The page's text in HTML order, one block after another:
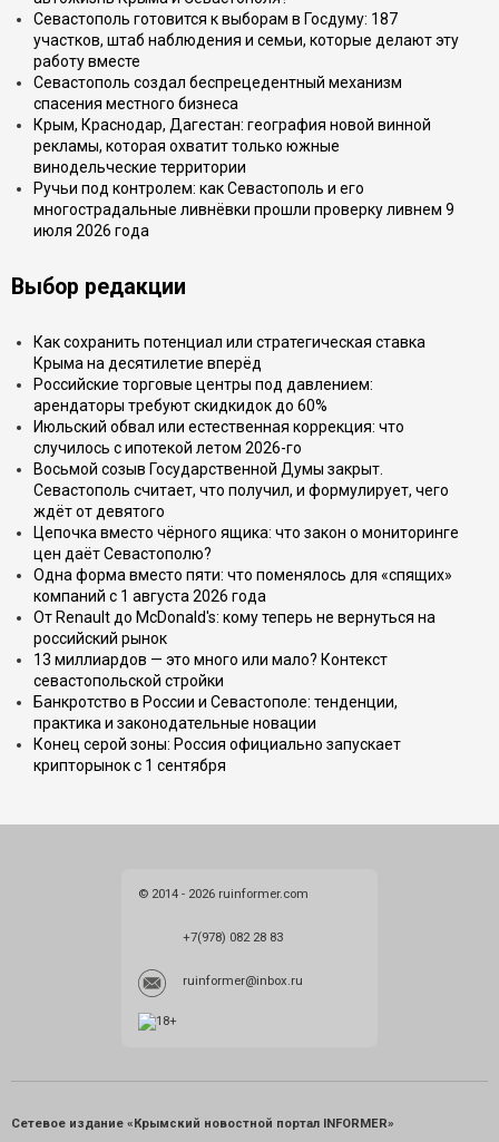
Севастополь готовится к выборам в Госдуму: 187
участков, штаб наблюдения и семьи, которые делают эту
работу вместе
Севастополь создал беспрецедентный механизм
спасения местного бизнеса
Крым, Краснодар, Дагестан: география новой винной
рекламы, которая охватит только южные
винодельческие территории
Ручьи под контролем: как Севастополь и его
многострадальные ливнёвки прошли проверку ливнем 9
июля 2026 года
Выбор редакции
Как сохранить потенциал или стратегическая ставка
Крыма на десятилетие вперёд
Российские торговые центры под давлением:
арендаторы требуют скидкидок до 60%
Июльский обвал или естественная коррекция: что
случилось с ипотекой летом 2026-го
Восьмой созыв Государственной Думы закрыт.
Севастополь считает, что получил, и формулирует, чего
ждёт от девятого
Цепочка вместо чёрного ящика: что закон о мониторинге
цен даёт Севастополю?
Одна форма вместо пяти: что поменялось для «спящих»
компаний с 1 августа 2026 года
От Renault до McDonald's: кому теперь не вернуться на
российский рынок
13 миллиардов — это много или мало? Контекст
севастопольской стройки
Банкротство в России и Севастополе: тенденции,
практика и законодательные новации
Конец серой зоны: Россия официально запускает
крипторынок с 1 сентября
© 2014 - 2026 ruinformer.com
+7(978) 082 28 83
ruinformer@inbox.ru
Сетевое издание «Крымский новостной портал INFORMER»